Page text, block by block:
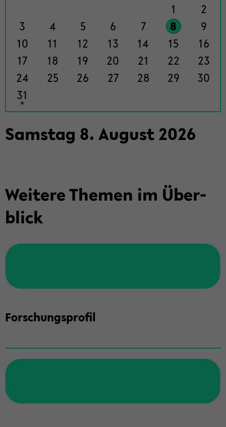
1
2
3
4 5 6 7 8
9
10
11 12 13 14 15
16
17
18 19 20 21 22
23
24
25 26 27 28 29
30
31
Sams­tag 8. Au­gust2026
Wei­te­re The­men im Über­
blick
For­schungs­pro­fil